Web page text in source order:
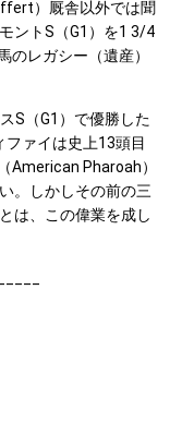
）厩舎以外では聞
ントS（G1）を1 3/4
のレガシー（遺産）
S（G1）で優勝した
ァイは史上13頭目
American Pharoah）
。しかしその前の三
は、この偉業を成し